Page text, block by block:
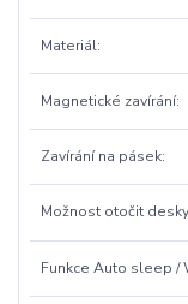
Materiál
Magnetické zavírání
Zavírání na pásek
Možnost otočit
Funkce Auto sleep /